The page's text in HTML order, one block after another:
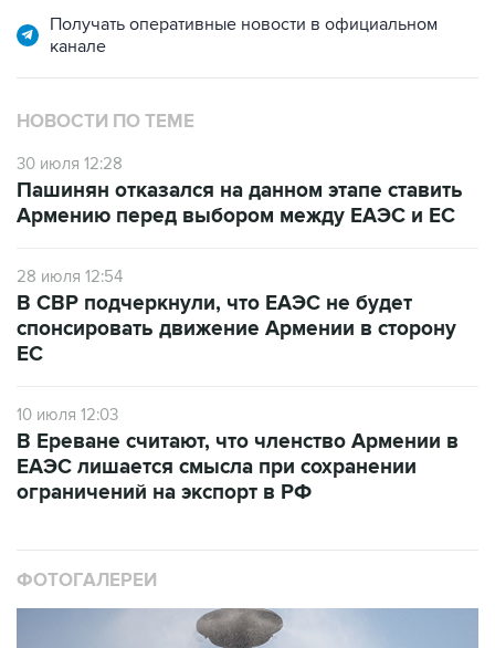
НОВОСТИ ПО ТЕМЕ
30 июля 12:28
Армению перед выбором между ЕАЭС и ЕС
28 июля 12:54
спонсировать движение Армении в сторону
ЕС
ЕАЭС лишается смысла при сохранении
ограничений на экспорт в РФ